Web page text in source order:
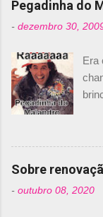
Pegadinha do
- dezembro 30,
Era
de
foi
Sobre
- outubro 08, 2020